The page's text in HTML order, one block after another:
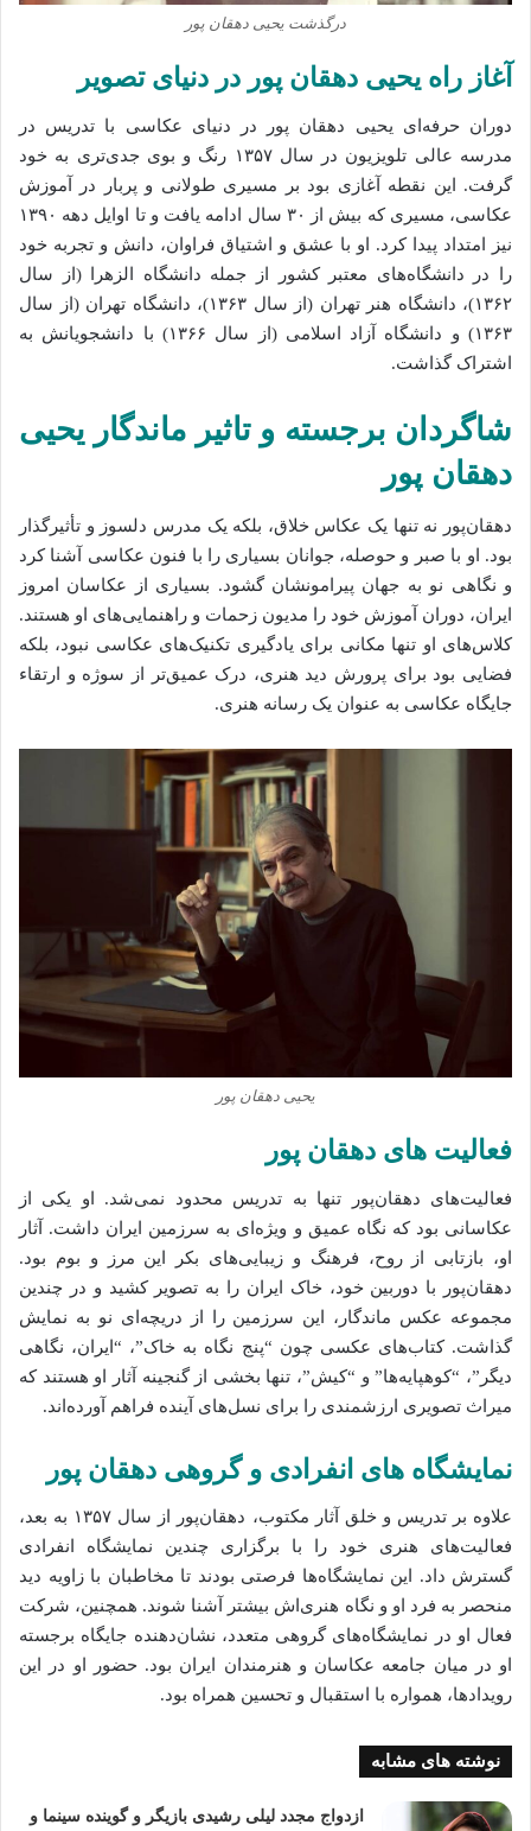
درگذشت یحیی دهقان‌ پور
آغاز راه یحیی دهقان‌ پور در دنیای تصویر
دوران حرفه‌ای یحیی دهقان‌ پور در دنیای عکاسی با تدریس در
مدرسه‌ عالی تلویزیون در سال ۱۳۵۷ رنگ و بوی جدی‌تری به خود
گرفت. این نقطه آغازی بود بر مسیری طولانی و پربار در آموزش
عکاسی، مسیری که بیش از ۳۰ سال ادامه یافت و تا اوایل دهه ۱۳۹۰
نیز امتداد پیدا کرد. او با عشق و اشتیاق فراوان، دانش و تجربه خود
را در دانشگاه‌های معتبر کشور از جمله دانشگاه الزهرا (از سال
۱۳۶۲)، دانشگاه هنر تهران (از سال ۱۳۶۳)، دانشگاه تهران (از سال
۱۳۶۳) و دانشگاه آزاد اسلامی (از سال ۱۳۶۶) با دانشجویانش به
اشتراک گذاشت.
شاگردان برجسته و تاثیر ماندگار یحیی
دهقان‌ پور
دهقان‌پور نه تنها یک عکاس خلاق، بلکه یک مدرس دلسوز و تأثیرگذار
بود. او با صبر و حوصله، جوانان بسیاری را با فنون عکاسی آشنا کرد
و نگاهی نو به جهان پیرامونشان گشود. بسیاری از عکاسان امروز
ایران، دوران آموزش خود را مدیون زحمات و راهنمایی‌های او هستند.
کلاس‌های او تنها مکانی برای یادگیری تکنیک‌های عکاسی نبود، بلکه
فضایی بود برای پرورش دید هنری، درک عمیق‌تر از سوژه و ارتقاء
جایگاه عکاسی به عنوان یک رسانه هنری.
یحیی دهقان‌ پور
فعالیت‌ های دهقان‌ پور
فعالیت‌های دهقان‌پور تنها به تدریس محدود نمی‌شد. او یکی از
عکاسانی بود که نگاه عمیق و ویژه‌ای به سرزمین ایران داشت. آثار
او، بازتابی از روح، فرهنگ و زیبایی‌های بکر این مرز و بوم بود.
دهقان‌پور با دوربین خود، خاک ایران را به تصویر کشید و در چندین
مجموعه عکس ماندگار، این سرزمین را از دریچه‌ای نو به نمایش
گذاشت. کتاب‌های عکسی چون “پنج نگاه به خاک”، “ایران، نگاهی
دیگر”، “کوهپایه‌ها” و “کیش”، تنها بخشی از گنجینه آثار او هستند که
میراث تصویری ارزشمندی را برای نسل‌های آینده فراهم آورده‌اند.
نمایشگاه‌ های انفرادی و گروهی دهقان‌ پور
علاوه بر تدریس و خلق آثار مکتوب، دهقان‌پور از سال ۱۳۵۷ به بعد،
فعالیت‌های هنری خود را با برگزاری چندین نمایشگاه انفرادی
گسترش داد. این نمایشگاه‌ها فرصتی بودند تا مخاطبان با زاویه دید
منحصر به فرد او و نگاه هنری‌اش بیشتر آشنا شوند. همچنین، شرکت
فعال او در نمایشگاه‌های گروهی متعدد، نشان‌دهنده جایگاه برجسته
او در میان جامعه عکاسان و هنرمندان ایران بود. حضور او در این
رویدادها، همواره با استقبال و تحسین همراه بود.
نوشته های مشابه
ازدواج مجدد لیلی رشیدی بازیگر و گوینده سینما و